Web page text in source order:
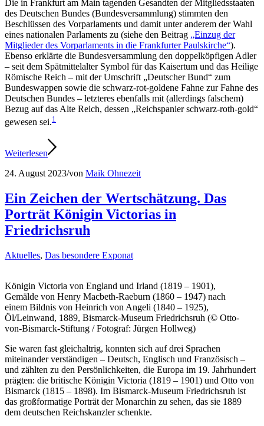
Die in Frankfurt am Main tagenden Gesandten der Mitgliedsstaaten
des Deutschen Bundes (Bundesversammlung) stimmten den
Beschlüssen des Vorparlaments und damit unter anderem der Wahl
eines nationalen Parlaments zu (siehe den Beitrag „Einzug der
Mitglieder des Vorparlaments in die Frankfurter Paulskirche“).
Ebenso erklärte die Bundesversammlung den doppelköpfigen Adler
– seit dem Spätmittelalter Symbol für das Kaisertum und das Heilige
Römische Reich – mit der Umschrift „Deutscher Bund“ zum
Bundeswappen sowie die schwarz-rot-goldene Fahne zur Fahne des
Deutschen Bundes – letzteres ebenfalls mit (allerdings falschem)
Bezug auf das Alte Reich, dessen „Reichspanier schwarz-roth-gold“
gewesen sei.1
Weiterlesen
24. August 2023/von Maik Ohnezeit
Ein Zeichen der Wertschätzung. Das
Porträt Königin Victorias in
Friedrichsruh
Aktuelles, Das besondere Exponat
Königin Victoria von England und Irland (1819 – 1901),
Gemälde von Henry Macbeth-Raeburn (1860 – 1947) nach
einem Bildnis von Heinrich von Angeli (1840 – 1925),
Öl/Leinwand, 1889, Bismarck-Museum Friedrichsruh (© Otto-
von-Bismarck-Stiftung / Fotograf: Jürgen Hollweg)
Sie waren fast gleichaltrig, konnten sich auf drei Sprachen
miteinander verständigen – Deutsch, Englisch und Französisch –
und zählten zu den Persönlichkeiten, die Europa im 19. Jahrhundert
prägten: die britische Königin Victoria (1819 – 1901) und Otto von
Bismarck (1815 – 1898). Im Bismarck-Museum Friedrichsruh ist
das großformatige Porträt der Monarchin zu sehen, das sie 1889
dem deutschen Reichskanzler schenkte.